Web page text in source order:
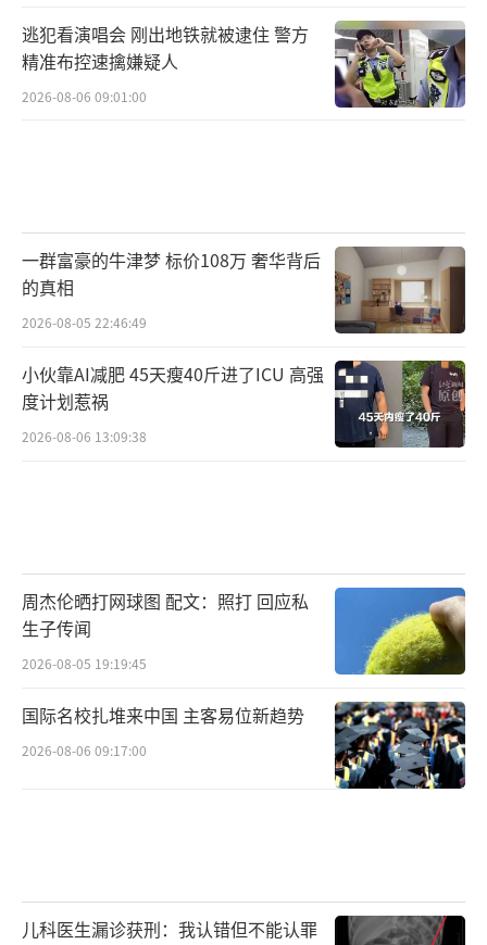
逃犯看演唱会 刚出地铁就被逮住 警方
精准布控速擒嫌疑人
2026-08-06 09:01:00
一群富豪的牛津梦 标价108万 奢华背后
的真相
2026-08-05 22:46:49
小伙靠AI减肥 45天瘦40斤进了ICU 高强
度计划惹祸
2026-08-06 13:09:38
周杰伦晒打网球图 配文：照打 回应私
生子传闻
2026-08-05 19:19:45
国际名校扎堆来中国 主客易位新趋势
2026-08-06 09:17:00
儿科医生漏诊获刑：我认错但不能认罪